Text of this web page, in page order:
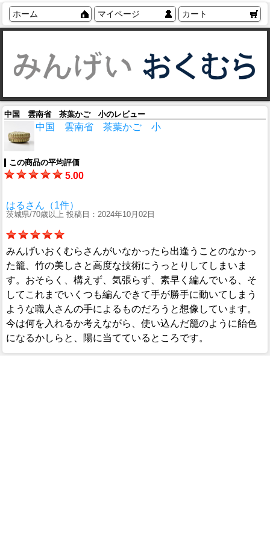
ホーム マイページ カート
中国 雲南省 茶葉かご 小のレビュー
中国 雲南省 茶葉かご 小
この商品の平均評価
5.00
はるさん（1件）
茨城県/70歳以上 投稿日：2024年10月02日
みんげいおくむらさんがいなかったら出逢うことのなかっ
た籠、竹の美しさと高度な技術にうっとりしてしまいま
す。おそらく、構えず、気張らず、素早く編んでいる、そ
してこれまでいくつも編んできて手が勝手に動いてしまう
ような職人さんの手によるものだろうと想像しています。
今は何を入れるか考えながら、使い込んだ籠のように飴色
になるかしらと、陽に当てているところです。